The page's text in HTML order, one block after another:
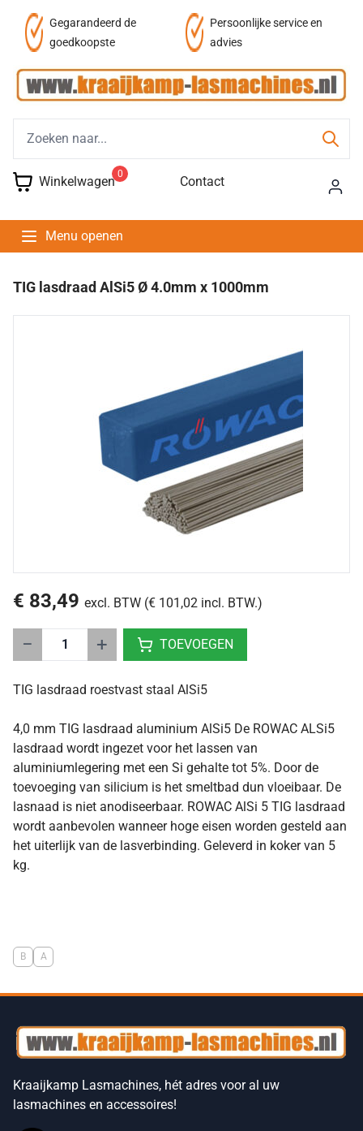
Gegarandeerd de
goedkoopste
Persoonlijke service en
advies
Winkelwagen 0 Contact
Menu openen
4,0 mm TIG lasdraad aluminium AlSi5 De ROWAC ALSi5
lasdraad wordt ingezet voor het lassen van
aluminiumlegering met een Si gehalte tot 5%. Door de
toevoeging van silicium is het smeltbad dun vloeibaar. De
lasnaad is niet anodiseerbaar. ROWAC AlSi 5 TIG lasdraad
wordt aanbevolen wanneer hoge eisen worden gesteld aan
het uiterlijk van de lasverbinding. Geleverd in koker van 5
kg.
TIG lasdraad AlSi5 Ø 4.0mm x 1000mm
€ 83,49 excl. BTW (€ 101,02 incl. BTW.)
− + TOEVOEGEN
TIG lasdraad roestvast staal AlSi5
B A
Kraaijkamp Lasmachines, hét adres voor al uw
lasmachines en accessoires!